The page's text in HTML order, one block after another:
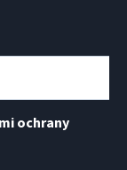
ochrany